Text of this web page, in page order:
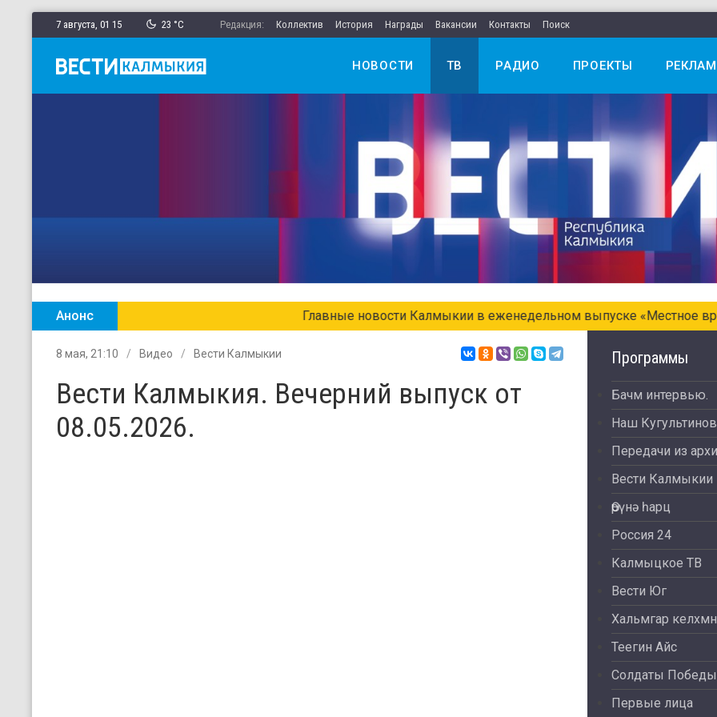
7 августа, 01 15 23 °C Редакция: Коллектив История Награды Вакансии Контакты Поиск
НОВОСТИ ТВ РАДИО ПРОЕКТЫ
Анонс Главные новости Калмыкии в еженедельном выпуске «Местное время. Воскресенье»
8 мая, 21:10 Видео Вести Калмыкии
Вести Калмыкия. Вечерний выпуск от
08.05.2026.
Программы
Бачм интервью.
Наш Кугультинов
Передачи из
Вести Калмыкии
Өрүнә һарц
Россия 24
Калмыцкое ТВ
Вести Юг
Хальмгар келхмн
Теегин Айс
Солдаты Победы
Первые лица